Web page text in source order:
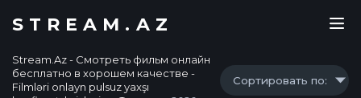
STREAM.AZ
Stream.Az - Смотреть фильм онлайн
бесплатно в хорошем качестве -
Filmləri onlayn pulsuz yaxşı
Сортировать по: